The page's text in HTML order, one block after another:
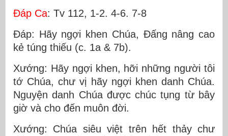
Ðáp Ca: Tv 112, 1-2. 4-6. 7-8
Ðáp: Hãy ngợi khen Chúa, Ðấng nâng cao
kẻ túng thiếu (c. 1a & 7b).
Xướng: Hãy ngợi khen, hỡi những người tôi
tớ Chúa, chư vị hãy ngợi khen danh Chúa.
Nguyện danh Chúa được chúc tụng từ bây
giờ và cho đến muôn đời.
Xướng: Chúa siêu việt trên hết thảy chư